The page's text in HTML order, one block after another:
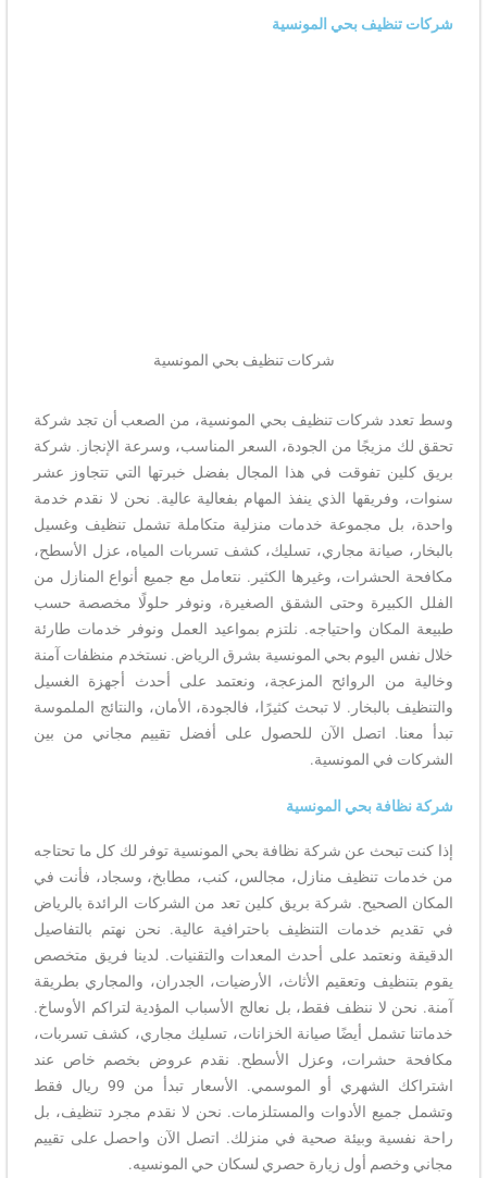
شركات تنظيف بحي المونسية
شركات تنظيف بحي المونسية
وسط تعدد شركات تنظيف بحي المونسية، من الصعب أن تجد شركة
تحقق لك مزيجًا من الجودة، السعر المناسب، وسرعة الإنجاز. شركة
بريق كلين تفوقت في هذا المجال بفضل خبرتها التي تتجاوز عشر
سنوات، وفريقها الذي ينفذ المهام بفعالية عالية. نحن لا نقدم خدمة
واحدة، بل مجموعة خدمات منزلية متكاملة تشمل تنظيف وغسيل
بالبخار، صيانة مجاري، تسليك، كشف تسربات المياه، عزل الأسطح،
مكافحة الحشرات، وغيرها الكثير. نتعامل مع جميع أنواع المنازل من
الفلل الكبيرة وحتى الشقق الصغيرة، ونوفر حلولًا مخصصة حسب
طبيعة المكان واحتياجه. نلتزم بمواعيد العمل ونوفر خدمات طارئة
خلال نفس اليوم بحي المونسية بشرق الرياض. نستخدم منظفات آمنة
وخالية من الروائح المزعجة، ونعتمد على أحدث أجهزة الغسيل
والتنظيف بالبخار. لا تبحث كثيرًا، فالجودة، الأمان، والنتائج الملموسة
تبدأ معنا. اتصل الآن للحصول على أفضل تقييم مجاني من بين
الشركات في المونسية.
شركة نظافة بحي المونسية
إذا كنت تبحث عن شركة نظافة بحي المونسية توفر لك كل ما تحتاجه
من خدمات تنظيف منازل، مجالس، كنب، مطابخ، وسجاد، فأنت في
المكان الصحيح. شركة بريق كلين تعد من الشركات الرائدة بالرياض
في تقديم خدمات التنظيف باحترافية عالية. نحن نهتم بالتفاصيل
الدقيقة ونعتمد على أحدث المعدات والتقنيات. لدينا فريق متخصص
يقوم بتنظيف وتعقيم الأثاث، الأرضيات، الجدران، والمجاري بطريقة
آمنة. نحن لا ننظف فقط، بل نعالج الأسباب المؤدية لتراكم الأوساخ.
خدماتنا تشمل أيضًا صيانة الخزانات، تسليك مجاري، كشف تسربات،
مكافحة حشرات، وعزل الأسطح. نقدم عروض بخصم خاص عند
اشتراكك الشهري أو الموسمي. الأسعار تبدأ من 99 ريال فقط
وتشمل جميع الأدوات والمستلزمات. نحن لا نقدم مجرد تنظيف، بل
راحة نفسية وبيئة صحية في منزلك. اتصل الآن واحصل على تقييم
مجاني وخصم أول زيارة حصري لسكان حي المونسيه.